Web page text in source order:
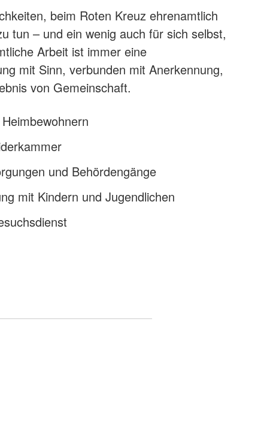
beim Roten Kreuz ehrenamtlich
tun – und ein wenig auch für sich selbst,
Arbeit ist immer eine
mit Sinn, verbunden mit Anerkennung,
von Gemeinschaft.
und Behördengänge
mit Kindern und Jugendlichen